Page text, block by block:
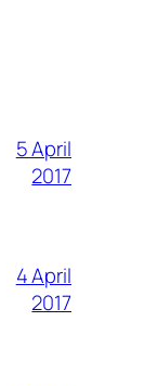
5 April
2017
4 April
2017